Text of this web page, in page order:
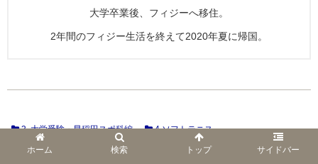
大学卒業後、フィジーへ移住。
2年間のフィジー生活を終えて2020年夏に帰国。
3. 大学受験・早稲田スポ科編 4.ソフトテニス
ホーム 検索 トップ サイドバー